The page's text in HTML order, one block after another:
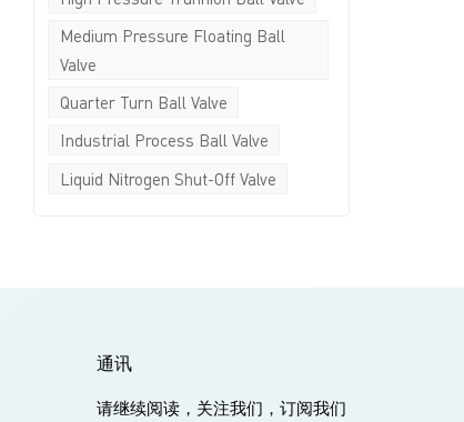
Medium Pressure Floating Ball
Valve
Quarter Turn Ball Valve
Industrial Process Ball Valve
Liquid Nitrogen Shut-Off Valve
通讯
请继续阅读，关注我们，订阅我们